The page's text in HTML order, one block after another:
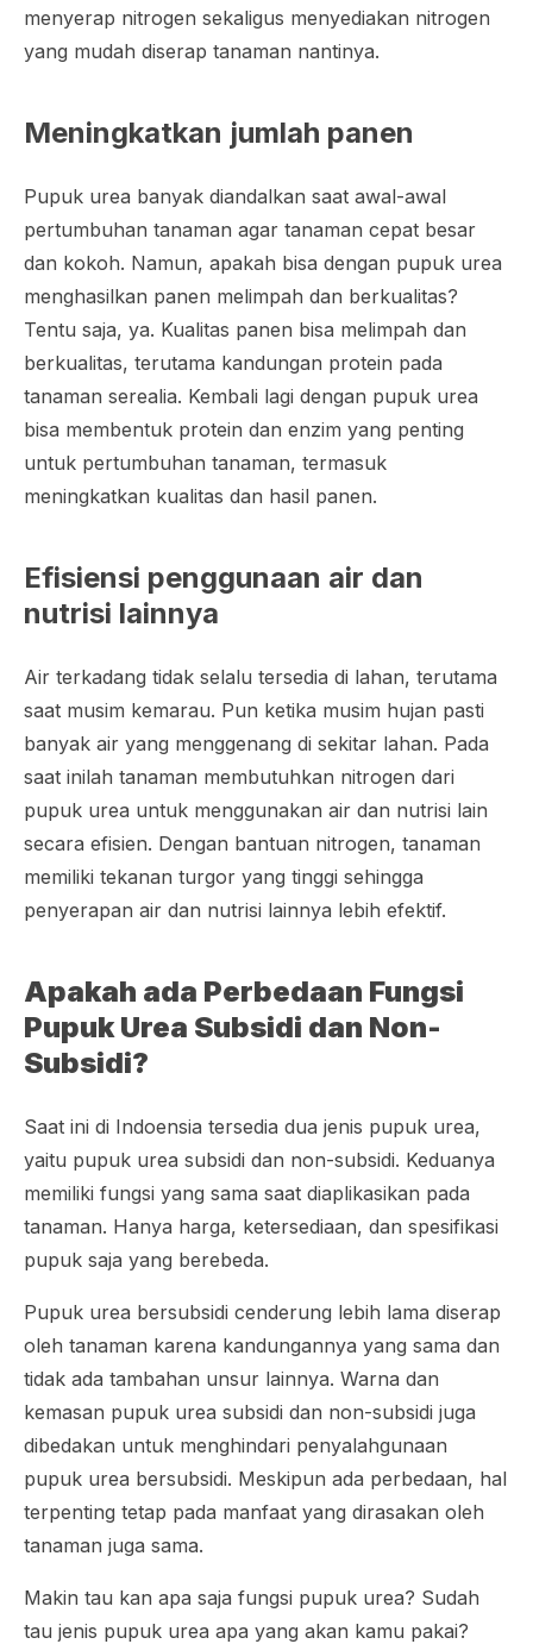
menyerap nitrogen sekaligus menyediakan nitrogen
yang mudah diserap tanaman nantinya.
Meningkatkan jumlah panen
Pupuk urea banyak diandalkan saat awal-awal
pertumbuhan tanaman agar tanaman cepat besar
dan kokoh. Namun, apakah bisa dengan pupuk urea
menghasilkan panen melimpah dan berkualitas?
Tentu saja, ya. Kualitas panen bisa melimpah dan
berkualitas, terutama kandungan protein pada
tanaman serealia. Kembali lagi dengan pupuk urea
bisa membentuk protein dan enzim yang penting
untuk pertumbuhan tanaman, termasuk
meningkatkan kualitas dan hasil panen.
Efisiensi penggunaan air dan
nutrisi lainnya
Air terkadang tidak selalu tersedia di lahan, terutama
saat musim kemarau. Pun ketika musim hujan pasti
banyak air yang menggenang di sekitar lahan. Pada
saat inilah tanaman membutuhkan nitrogen dari
pupuk urea untuk menggunakan air dan nutrisi lain
secara efisien. Dengan bantuan nitrogen, tanaman
memiliki tekanan turgor yang tinggi sehingga
penyerapan air dan nutrisi lainnya lebih efektif.
Apakah ada Perbedaan Fungsi
Pupuk Urea Subsidi dan Non-
Subsidi?
Saat ini di Indoensia tersedia dua jenis pupuk urea,
yaitu pupuk urea subsidi dan non-subsidi. Keduanya
memiliki fungsi yang sama saat diaplikasikan pada
tanaman. Hanya harga, ketersediaan, dan spesifikasi
pupuk saja yang berebeda.
Pupuk urea bersubsidi cenderung lebih lama diserap
oleh tanaman karena kandungannya yang sama dan
tidak ada tambahan unsur lainnya. Warna dan
kemasan pupuk urea subsidi dan non-subsidi juga
dibedakan untuk menghindari penyalahgunaan
pupuk urea bersubsidi. Meskipun ada perbedaan, hal
terpenting tetap pada manfaat yang dirasakan oleh
tanaman juga sama.
Makin tau kan apa saja fungsi pupuk urea? Sudah
tau jenis pupuk urea apa yang akan kamu pakai?